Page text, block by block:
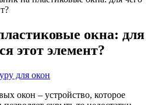
окна: для
этот элемент?
для окон
окон – устройство, которое